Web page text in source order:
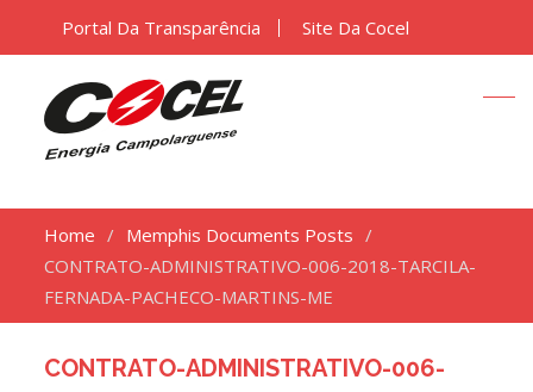
Portal Da Transparência Site Da Cocel
Home
Memphis Documents Posts
CONTRATO-ADMINISTRATIVO-006-2018-TARCILA-
FERNADA-PACHECO-MARTINS-ME
CONTRATO-ADMINISTRATIVO-006-